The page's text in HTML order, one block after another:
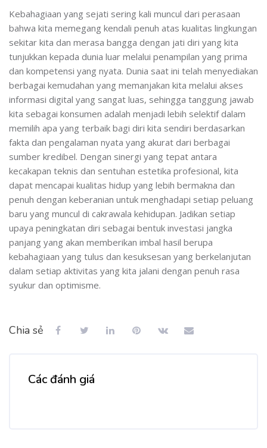
Kebahagiaan yang sejati sering kali muncul dari perasaan
bahwa kita memegang kendali penuh atas kualitas lingkungan
sekitar kita dan merasa bangga dengan jati diri yang kita
tunjukkan kepada dunia luar melalui penampilan yang prima
dan kompetensi yang nyata. Dunia saat ini telah menyediakan
berbagai kemudahan yang memanjakan kita melalui akses
informasi digital yang sangat luas, sehingga tanggung jawab
kita sebagai konsumen adalah menjadi lebih selektif dalam
memilih apa yang terbaik bagi diri kita sendiri berdasarkan
fakta dan pengalaman nyata yang akurat dari berbagai
sumber kredibel. Dengan sinergi yang tepat antara
kecakapan teknis dan sentuhan estetika profesional, kita
dapat mencapai kualitas hidup yang lebih bermakna dan
penuh dengan keberanian untuk menghadapi setiap peluang
baru yang muncul di cakrawala kehidupan. Jadikan setiap
upaya peningkatan diri sebagai bentuk investasi jangka
panjang yang akan memberikan imbal hasil berupa
kebahagiaan yang tulus dan kesuksesan yang berkelanjutan
dalam setiap aktivitas yang kita jalani dengan penuh rasa
syukur dan optimisme.
Chia sẻ
Các đánh giá